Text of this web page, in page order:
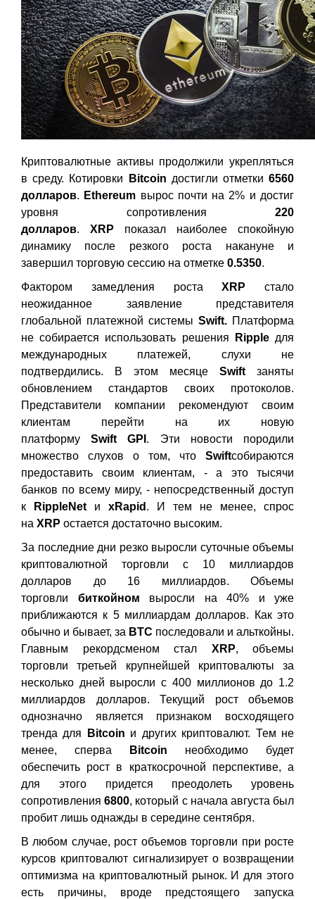
Криптовалютные активы продолжили укрепляться
в среду. Котировки
Bitcoin достигли отметки 6560
долларов. Ethereum вырос почти на 2% и достиг
уровня сопротивления 220
долларов. XRP показал наиболее спокойную
динамику после резкого роста накануне и
завершил торговую сессию на отметке 0.5350.
Фактором замедления ростаXRP стало
неожиданное заявление представителя
глобальной платежной системы Swift. Платформа
не собирается использовать решения
Rippleдля
международных платежей, слухи не
подтвердились. В этом месяце Swift заняты
обновлением стандартов своих протоколов.
Представители компании рекомендуют своим
клиентам перейти на их новую
платформуSwift GPI . Эти новости породили
множество слухов о том, что Swiftсобираются
предоставить своим клиентам, - а это тысячи
банков по всему миру, - непосредственный доступ
к
RippleNet и xRapid . И тем не менее, спрос
на XRP остается достаточно высоким.
За последние дни резко выросли суточные объемы
криптовалютной торговли с 10 миллиардов
долларов до 16 миллиардов. Объемы
торговли биткойном выросли на 40% и уже
приближаются к 5 миллиардам долларов. Как это
обычно и бывает, за BTC последовали и альткойны.
Главным рекордсменом стал XRP, объемы
торговли третьей крупнейшей криптовалюты за
несколько дней выросли с 400 миллионов до 1.2
миллиардов долларов. Текущий рост объемов
однозначно является признаком восходящего
тренда для
Bitcoin и других криптовалют. Тем не
менее, сперва
Bitcoin необходимо будет
обеспечить рост в краткосрочной перспективе, а
для этого придется преодолеть уровень
сопротивления6800, который с начала августа был
пробит лишь однажды в середине сентября.
В любом случае, рост объемов торговли при росте
курсов криптовалют сигнализирует о возвращении
оптимизма на криптовалютный рынок. И для этого
есть причины, вроде предстоящего запуска